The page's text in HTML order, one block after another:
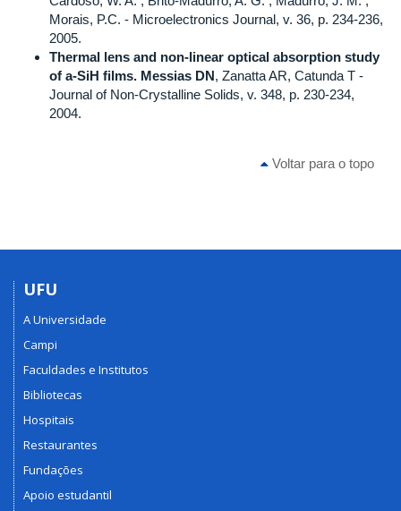
Morais, P.C. - Microelectronics Journal, v. 36, p. 234-236,
2005.
Thermal lens and non-linear optical absorption study
of a-SiH films. Messias DN, Zanatta AR, Catunda T -
Journal of Non-Crystalline Solids, v. 348, p. 230-234,
2004.
Voltar para o topo
UFU
A Universidade
Campi
Faculdades e Institutos
Bibliotecas
Hospitais
Restaurantes
Fundações
Apoio estudantil